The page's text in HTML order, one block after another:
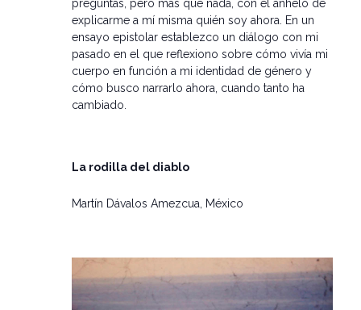
preguntas, pero más que nada, con el anhelo de
explicarme a mí misma quién soy ahora. En un
ensayo epistolar establezco un diálogo con mi
pasado en el que reflexiono sobre cómo vivía mi
cuerpo en función a mi identidad de género y
cómo busco narrarlo ahora, cuando tanto ha
cambiado.
La rodilla del diablo
Martín Dávalos Amezcua, México